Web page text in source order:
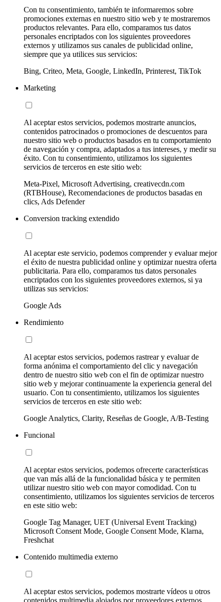
Con tu consentimiento, también te informaremos sobre
promociones externas en nuestro sitio web y te mostraremos
productos relevantes. Para ello, comparamos tus datos
personales encriptados con los siguientes proveedores
externos y utilizamos sus canales de publicidad online,
siempre que ya utilices sus servicios:
Bing, Criteo, Meta, Google, LinkedIn, Printerest, TikTok
Marketing
Al aceptar estos servicios, podemos mostrarte anuncios,
contenidos patrocinados o promociones de descuentos para
nuestro sitio web o productos basados en tu comportamiento
de navegación y compra, adaptados a tus intereses, y medir su
éxito. Con tu consentimiento, utilizamos los siguientes
servicios de terceros en este sitio web:
Meta-Pixel, Microsoft Advertising, creativecdn.com
(RTBHouse), Recomendaciones de productos basadas en
clics, Ads Defender
Conversion tracking extendido
Al aceptar este servicio, podemos comprender y evaluar mejor
el éxito de nuestra publicidad online y optimizar nuestra oferta
publicitaria. Para ello, comparamos tus datos personales
encriptados con los siguientes proveedores externos, si ya
utilizas sus servicios:
Google Ads
Rendimiento
Al aceptar estos servicios, podemos rastrear y evaluar de
forma anónima el comportamiento del clic y navegación
dentro de nuestro sitio web con el fin de optimizar nuestro
sitio web y mejorar continuamente la experiencia general del
usuario. Con tu consentimiento, utilizamos los siguientes
servicios de terceros en este sitio web:
Google Analytics, Clarity, Reseñas de Google, A/B-Testing
Funcional
Al aceptar estos servicios, podemos ofrecerte características
que van más allá de la funcionalidad básica y te permiten
utilizar nuestro sitio web con mayor comodidad. Con tu
consentimiento, utilizamos los siguientes servicios de terceros
en este sitio web:
Google Tag Manager, UET (Universal Event Tracking)
Microsoft Consent Mode, Google Consent Mode, Klarna,
Freshchat
Contenido multimedia externo
Al aceptar estos servicios, podemos mostrarte vídeos u otros